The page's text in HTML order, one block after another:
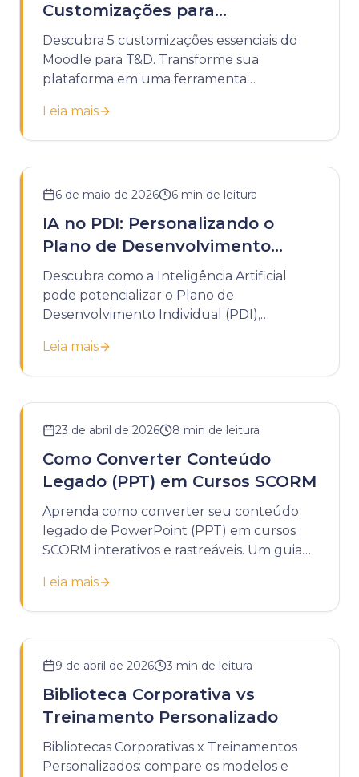
Customizações para
Treinamentos de T&D
Descubra 5 customizações essenciais do
Moodle para T&D. Transforme sua
plataforma em uma ferramenta
eficazes.
Leia mais
6 de maio de 2026 6 min de leitura
IA no PDI: Personalizando o
Plano de Desenvolvimento
Individual
Descubra como a Inteligência Artificial
pode potencializar o Plano de
Desenvolvimento Individual (PDI),
estratégico.
Leia mais
23 de abril de 2026 8 min de leitura
Como Converter Conteúdo
Legado (PPT) em Cursos SCORM
Aprenda como converter seu conteúdo
legado de PowerPoint (PPT) em cursos
SCORM interativos e rastreáveis. Um guia
treinamento corporativo.
Leia mais
9 de abril de 2026 3 min de leitura
Biblioteca Corporativa vs
Treinamento Personalizado
Bibliotecas Corporativas x Treinamentos
Personalizados: compare os modelos e